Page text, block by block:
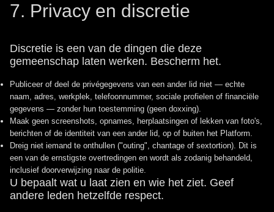
7. Privacy en discretie
Discretie is een van de dingen die deze
gemeenschap laten werken. Bescherm het.
Publiceer of deel de privégegevens van een ander lid niet — echte
naam, adres, werkplek, telefoonnummer, sociale profielen of financiële
gegevens — zonder hun toestemming (geen doxxing).
Maak geen screenshots, opnames, herplaatsingen of lekken van foto's,
berichten of de identiteit van een ander lid, op of buiten het Platform.
Dreig niet iemand te onthullen ("outing", chantage of sextortion). Dit is
een van de ernstigste overtredingen en wordt als zodanig behandeld,
inclusief doorverwijzing naar de politie.
U bepaalt wat u laat zien en wie het ziet. Geef
andere leden hetzelfde respect.